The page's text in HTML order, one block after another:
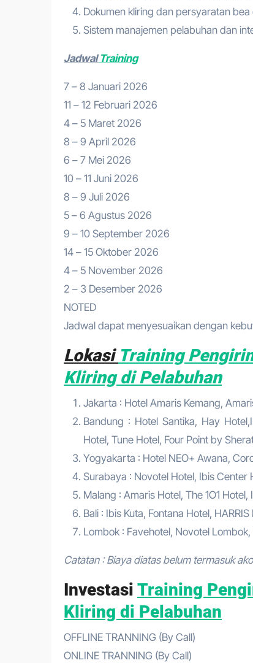
Dokumen kliring dan persyaratan bea
Sistem manajemen pelabuhan dan
JadwalTraining
7 – 8 Januari 2026
11 – 12 Februari 2026
4 – 5 Maret 2026
8 – 9 April 2026
6 – 7 Mei 2026
10 – 11 Juni 2026
8 – 9 Juli 2026
5 – 6 Agustus 2026
9 – 10 September 2026
14 – 15 Oktober 2026
4 – 5 November 2026
2 – 3 Desember 2026
NOTED
Jadwal dapat menyesuaikan dengan
Lokasi Training
Kliring di Pelabuhan
Jakarta : Hotel Amaris Kemang,
Bandung : Hotel Santika, Hay
Hotel, Tune Hotel, Four Point by
Yogyakarta : Hotel NEO+ Awana,
Surabaya : Novotel Hotel, Ibis Center
Malang : Amaris Hotel, The 1O1
Bali : Ibis Kuta, Fontana Hotel,
Lombok : Favehotel, Novotel Lombok,
Catatan : Biaya diatas belum termasuk
Investasi Training
Kliring di Pelabuhan
OFFLINE TRANNING (By Call)
ONLINE TRANNING (By Call)